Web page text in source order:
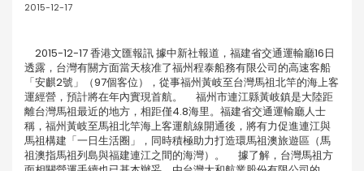
2015-12-17
2015-12-17 香港文匯報訊 據中新社報道，福建省交通運輸廳16日
透露，台灣有關方面當天核准了福州程泰船務有限公司的高速客船
「安麒2號」（97個客位），從事福州黃岐至台灣馬祖北竿的海上客
運經營，預計將在年內實現首航。 福州市連江縣黃岐鎮是大陸距
離台灣馬祖最近的地方，相距僅4.8海里。福建省交通運輸廳人士
稱，福州黃岐至馬祖北竿海上客運航線開通後，將有力促進連江與
馬祖構建「一日生活圈」，同時積極助力打造環馬祖澳旅遊區（馬
祖澳指馬祖列島與福建連江之間的海灣）。 據了解，台灣馬祖方